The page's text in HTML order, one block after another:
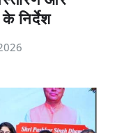
निर्देश